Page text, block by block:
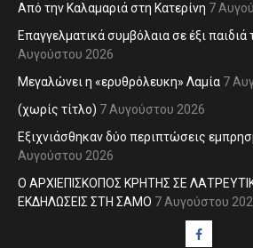
Από την Καλαμαριά στη Κατερίνη 7
Επαγγελματικά συμβόλαια σε έξι
Αυγούστου 2026
Μεγαλώνει η «ερυθρόλευκη» Λαμία 7
(χωρίς τίτλο) 7 Αυγούστου 2026
Εξιχνιάσθηκαν δύο περιπτώσεις
Αυγούστου 2026
Ο ΑΡΧΙΕΠΙΣΚΟΠΟΣ ΚΡΗΤΗΣ ΣΕ
ΕΚΔΗΛΩΣΕΙΣ ΣΤΗ ΣΑΜΟ 7 Αυγούστου
Facebook